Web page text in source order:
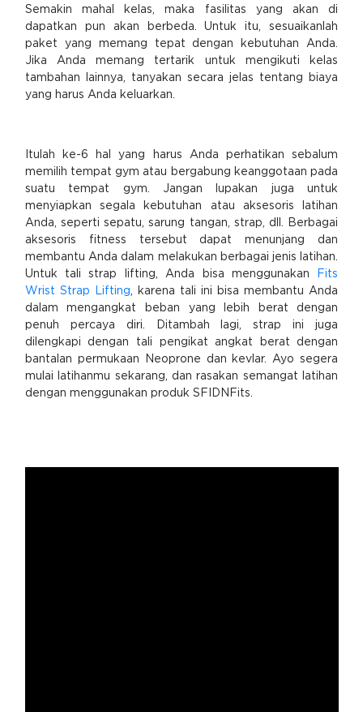
Semakin mahal kelas, maka fasilitas yang akan di
dapatkan pun akan berbeda. Untuk itu, sesuaikanlah
paket yang memang tepat dengan kebutuhan Anda.
Jika Anda memang tertarik untuk mengikuti kelas
tambahan lainnya, tanyakan secara jelas tentang biaya
yang harus Anda keluarkan.
Itulah ke-6 hal yang harus Anda perhatikan sebalum
memilih tempat gym atau bergabung keanggotaan pada
suatu tempat gym. Jangan lupakan juga untuk
menyiapkan segala kebutuhan atau aksesoris latihan
Anda, seperti sepatu, sarung tangan, strap, dll. Berbagai
aksesoris fitness tersebut dapat menunjang dan
membantu Anda dalam melakukan berbagai jenis latihan.
Untuk tali strap lifting, Anda bisa menggunakan
Fits
Wrist Strap Lifting, karena tali ini bisa membantu Anda
dalam mengangkat beban yang lebih berat dengan
penuh percaya diri. Ditambah lagi, strap ini juga
dilengkapi dengan tali pengikat angkat berat dengan
bantalan permukaan Neoprone dan kevlar. Ayo segera
mulai latihanmu sekarang, dan rasakan semangat latihan
dengan menggunakan produk SFIDNFits.